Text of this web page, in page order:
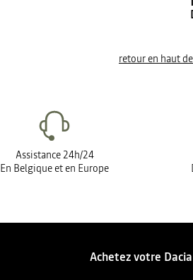
retour en haut
Assistance 24h/24
En Belgique et en Europe
Achetez votre Dacia